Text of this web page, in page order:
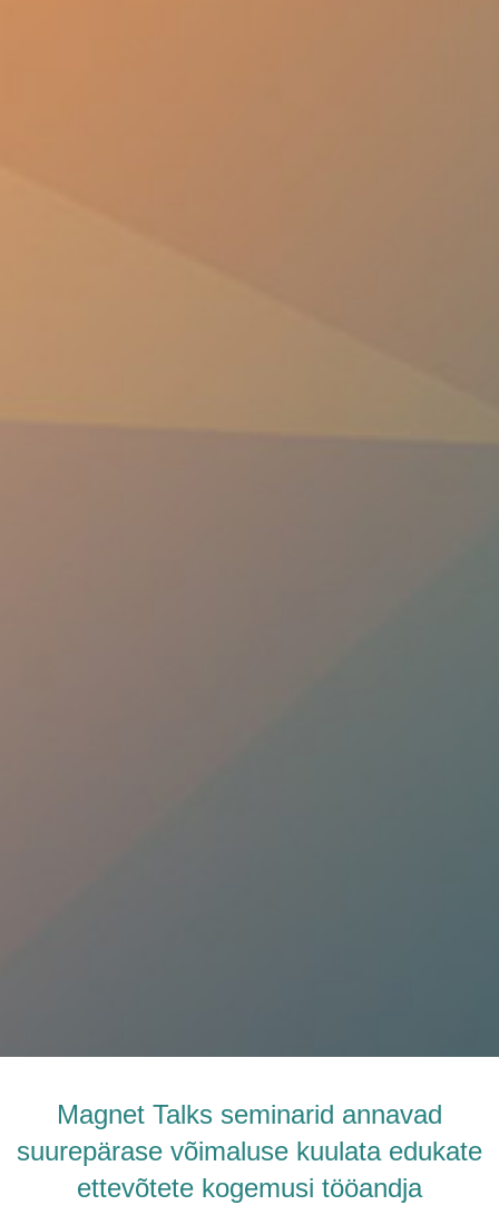
Magnet Talks seminarid annavad
suurepärase võimaluse kuulata edukate
ettevõtete kogemusi tööandja